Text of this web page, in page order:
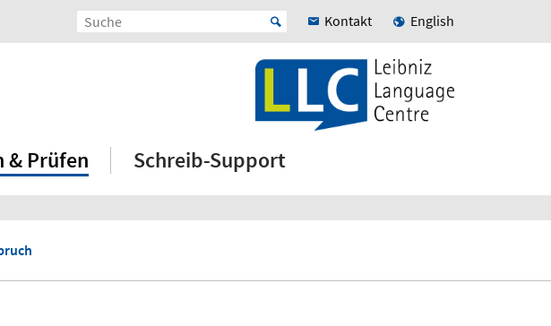
Kontakt English
& Prüfen Schreib-Support